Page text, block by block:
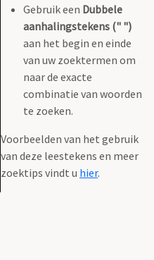
Gebruik een Dubbele
aanhalingstekens (" ")
aan het begin en einde
van uw zoektermen om
naar de exacte
combinatie van woorden
te zoeken.
Voorbeelden van het gebruik
van deze leestekens en meer
zoektips vindt u hier.